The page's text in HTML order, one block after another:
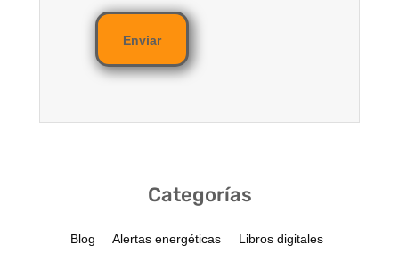
Enviar
Categorías
Blog Alertas energéticas Libros digitales